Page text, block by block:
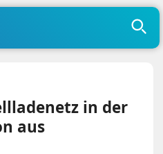
in der
aus